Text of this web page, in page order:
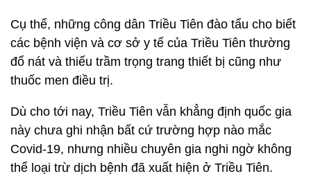
Cụ thể, những công dân Triều Tiên đào tẩu cho biết
các bệnh viện và cơ sở y tế của Triều Tiên thường
đổ nát và thiếu trầm trọng trang thiết bị cũng như
thuốc men điều trị.
Dù cho tới nay, Triều Tiên vẫn khẳng định quốc gia
này chưa ghi nhận bất cứ trường hợp nào mắc
Covid-19, nhưng nhiều chuyên gia nghi ngờ không
thể loại trừ dịch bệnh đã xuất hiện ở Triều Tiên.